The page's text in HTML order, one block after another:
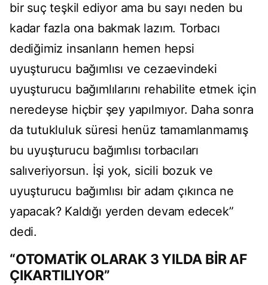
bir suç teşkil ediyor ama bu sayı neden bu
kadar fazla ona bakmak lazım. Torbacı
dediğimiz insanların hemen hepsi
uyuşturucu bağımlısı ve cezaevindeki
uyuşturucu bağımlılarını rehabilite etmek için
neredeyse hiçbir şey yapılmıyor. Daha sonra
da tutukluluk süresi henüz tamamlanmamış
bu uyuşturucu bağımlısı torbacıları
salıveriyorsun. İşi yok, sicili bozuk ve
uyuşturucu bağımlısı bir adam çıkınca ne
yapacak? Kaldığı yerden devam edecek”
dedi.
“OTOMATİK OLARAK 3 YILDA BİR AF
ÇIKARTILIYOR”